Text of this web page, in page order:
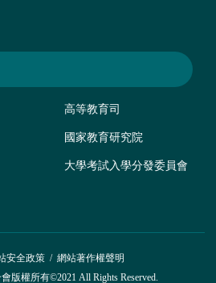
高等教育司
國家教育研究院
大學考試入學分發委員會
安全政策/ 網站著作權聲明
版權所有©2021 All Rights Reserved.